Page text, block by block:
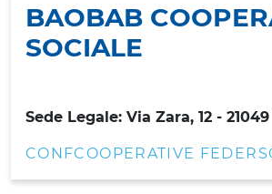
BAOBAB
SOCIALE
Sede Legale: Via Zara, 12 -
CONFCOOPERATIVE